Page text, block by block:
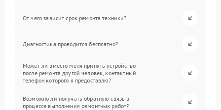
От чего зависит срок ремонта техники?
Диагностика проводится бесплатно?
Может ли вместо меня принять устройство
после ремонта другой человек, контактный
телефон которого я предоставлю?
Возможно ли получать обратную связь в
процессе выполнения ремонтных работ?